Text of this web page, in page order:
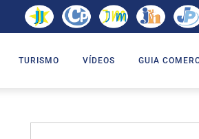
TURISMO VÍDEOS GUIA